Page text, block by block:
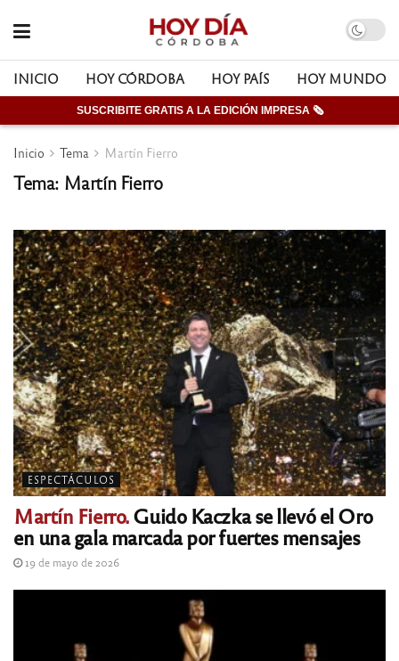
INICIO HOY CÓRDOBA HOY PAÍS HOY MUNDO
SUSCRIBITE GRATIS A LA EDICIÓN IMPRESA 🗞
Inicio Tema Martín Fierro
Tema: Martín Fierro
ESPECTÁCULOS
Martín Fierro.Guido Kaczka se llevó el Oro
en una gala marcada por fuertes mensajes
19 de mayo de 2026